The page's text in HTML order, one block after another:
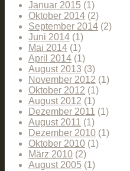
Januar 2015 (1)
Oktober 2014 (2)
September 2014 (2)
Juni 2014 (1)
Mai 2014 (1)
April 2014 (1)
August 2013 (3)
November 2012 (1)
Oktober 2012 (1)
August 2012 (1)
Dezember 2011 (1)
August 2011 (1)
Dezember 2010 (1)
Oktober 2010 (1)
März 2010 (2)
August 2005 (1)